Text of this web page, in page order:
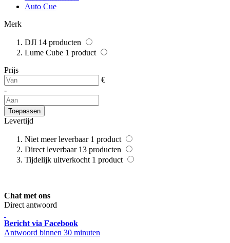
Auto Cue
Merk
DJI 14 producten
Lume Cube 1 product
Prijs
€
-
Toepassen
Levertijd
Niet meer leverbaar 1 product
Direct leverbaar 13 producten
Tijdelijk uitverkocht 1 product
Chat met ons
Direct antwoord
Bericht via Facebook
Antwoord binnen 30 minuten